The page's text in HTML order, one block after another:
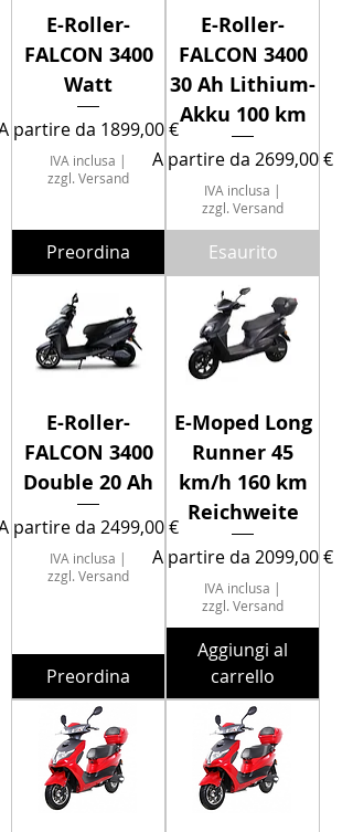
E-Roller-
FALCON 3400
Watt
partire da 1899,00 €
scontato
IVA inclusa |
zzgl. Versand
Preordina
E-Roller-
FALCON 3400
30 Ah Lithium-
Akku 100 km
A partire da 2699,00 €
Prezzo scontato
IVA inclusa |
zzgl. Versand
Esaurito
E-Roller-
FALCON 3400
Double 20 Ah
partire da 2499,00 €
scontato
IVA inclusa |
zzgl. Versand
Preordina
E-Moped Long
Runner 45
km/h 160 km
Reichweite
A partire da 2099,00 €
Prezzo scontato
IVA inclusa |
zzgl. Versand
Aggiungi al
carrello